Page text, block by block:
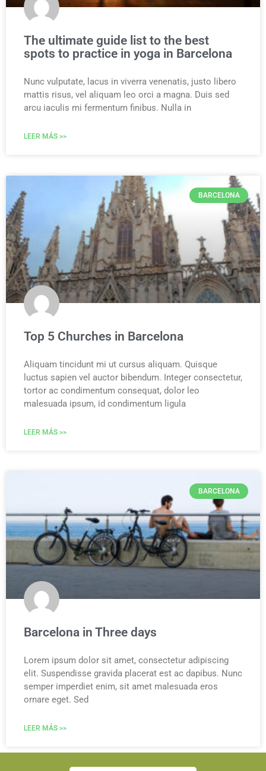
The ultimate guide list to the best
spots to practice in yoga in Barcelona
Nunc vulputate, lacus in viverra venenatis, justo libero
mattis risus, vel aliquam leo orci a magna. Duis sed
arcu iaculis mi fermentum finibus. Nulla in
LEER MÁS >>
BARCELONA
Top 5 Churches in Barcelona
Aliquam tincidunt mi ut cursus aliquam. Quisque
luctus sapien vel auctor bibendum. Integer consectetur,
tortor ac condimentum consequat, dolor leo
malesuada ipsum, id condimentum ligula
LEER MÁS >>
BARCELONA
Barcelona in Three days
Lorem ipsum dolor sit amet, consectetur adipiscing
elit. Suspendisse gravida placerat est ac dapibus. Nunc
semper imperdiet enim, sit amet malesuada eros
ornare eget. Sed
LEER MÁS >>